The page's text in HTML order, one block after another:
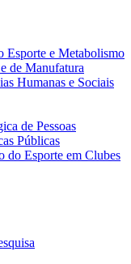
Esporte e Metabolismo
de Manufatura
Humanas e Sociais
de Pessoas
Públicas
do Esporte em Clubes